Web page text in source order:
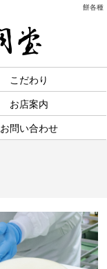
餅各種
こだわり
お店案内
お問い合わせ